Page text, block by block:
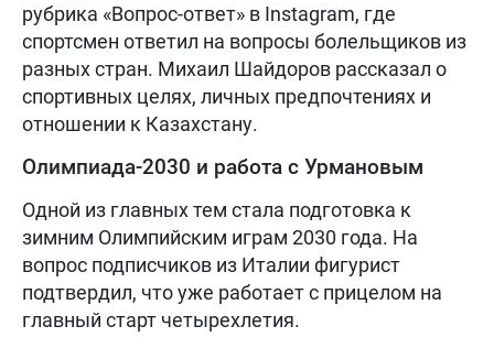
рубрика «Вопрос-ответ» в Instagram, где
спортсмен ответил на вопросы болельщиков из
разных стран. Михаил Шайдоров рассказал о
спортивных целях, личных предпочтениях и
отношении к Казахстану.
Олимпиада-2030 и работа с Урмановым
Одной из главных тем стала подготовка к
зимним Олимпийским играм 2030 года. На
вопрос подписчиков из Италии фигурист
подтвердил, что уже работает с прицелом на
главный старт четырехлетия.